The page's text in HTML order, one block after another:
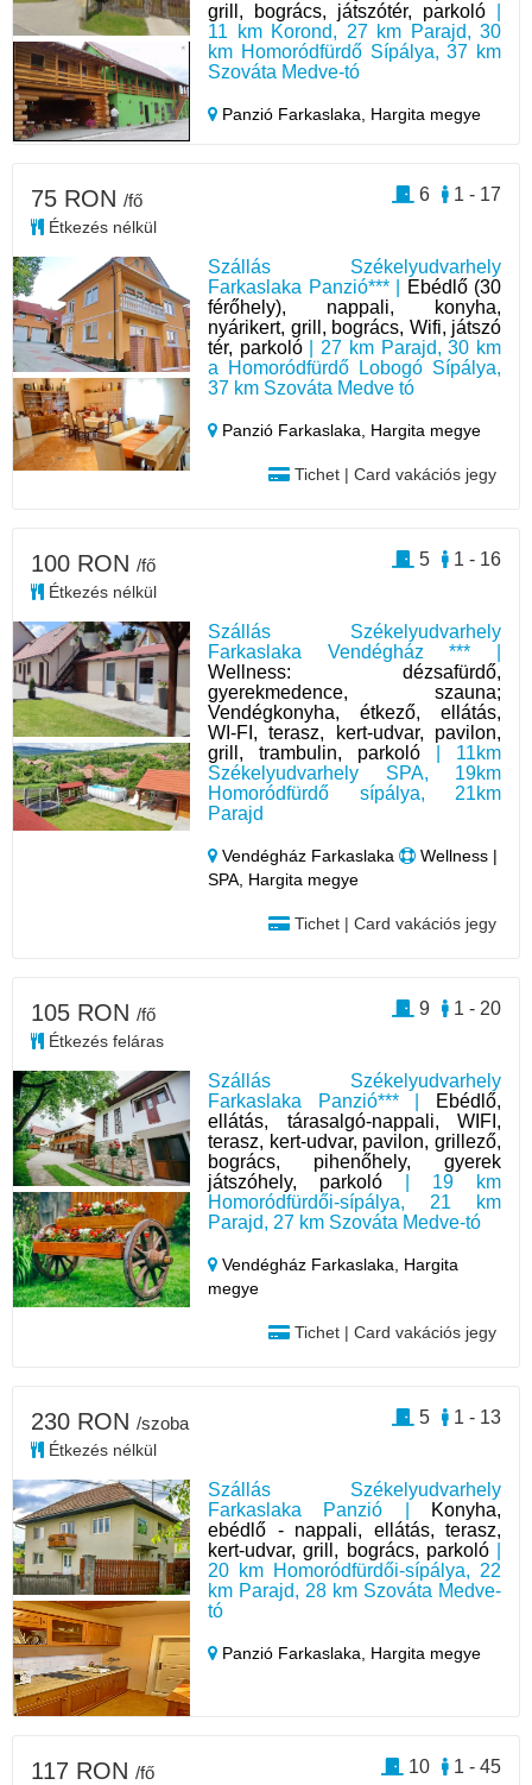
grill, bogrács, játszótér, parkoló
11 km Korond, 27 km Parajd, 30
km Homoródfürdő Sípálya, 37 km
Szováta Medve-tó
Panzió Farkaslaka, Hargita megye
Szállás Székelyudvarhely
Farkaslaka Panzió*** |
Ebédlő (30
férőhely), nappali, konyha,
nyárikert, grill, bogrács, Wifi, játszó
tér, parkoló| 27 km Parajd, 30 km
a Homoródfürdő Lobogó Sípálya,
37 km Szováta Medve tó
Panzió Farkaslaka, Hargita megye
Tichet | Card vakációs jegy
75 RON /fő
Étkezés nélkül
1 - 17
6
Szállás Székelyudvarhely
Farkaslaka Vendégház *** |
Wellness: dézsafürdő,
gyerekmedence, szauna;
Vendégkonyha, étkező, ellátás,
WI-FI, terasz, kert-udvar, pavilon,
grill, trambulin, parkoló | 11km
Székelyudvarhely SPA, 19km
Homoródfürdő sípálya, 21km
Parajd
Vendégház Farkaslaka
Wellness |
SPA, Hargita megye
Tichet | Card vakációs jegy
100 RON /fő
Étkezés nélkül
1 - 16
5
Szállás Székelyudvarhely
Farkaslaka Panzió*** |
Ebédlő,
ellátás, tárasalgó-nappali, WIFI,
terasz, kert-udvar, pavilon, grillező,
bogrács, pihenőhely, gyerek
játszóhely, parkoló | 19 km
Homoródfürdői-sípálya, 21 km
Parajd, 27 km Szováta Medve-tó
Vendégház Farkaslaka, Hargita
megye
Tichet | Card vakációs jegy
105 RON /fő
Étkezés feláras
1 - 20
9
Szállás Székelyudvarhely
Farkaslaka Panzió |
Konyha,
ebédlő - nappali, ellátás, terasz,
kert-udvar, grill, bogrács, parkoló|
20 km Homoródfürdői-sípálya, 22
km Parajd, 28 km Szováta Medve-
tó
Panzió Farkaslaka, Hargita megye
230 RON /szoba
Étkezés nélkül
1 - 13
5
117 RON /fő 1 - 45
10